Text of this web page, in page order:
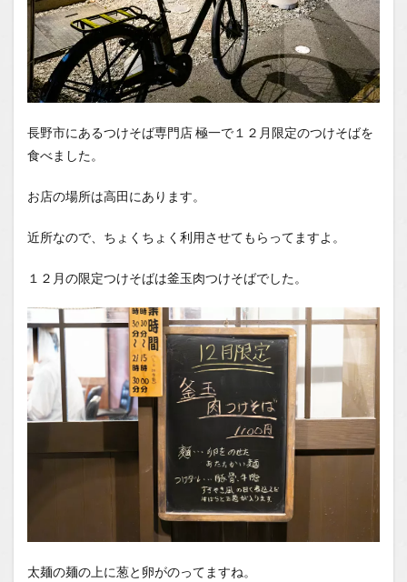
長野市にあるつけそば専門店 極一で１２月限定のつけそばを
食べました。
お店の場所は高田にあります。
近所なので、ちょくちょく利用させてもらってますよ。
１２月の限定つけそばは釜玉肉つけそばでした。
太麺の麺の上に葱と卵がのってますね。